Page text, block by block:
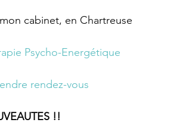
cabinet, en Chartreuse
Psycho-Energétique
rendez-vous
!!